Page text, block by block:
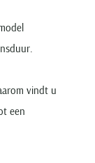
vindt u
een